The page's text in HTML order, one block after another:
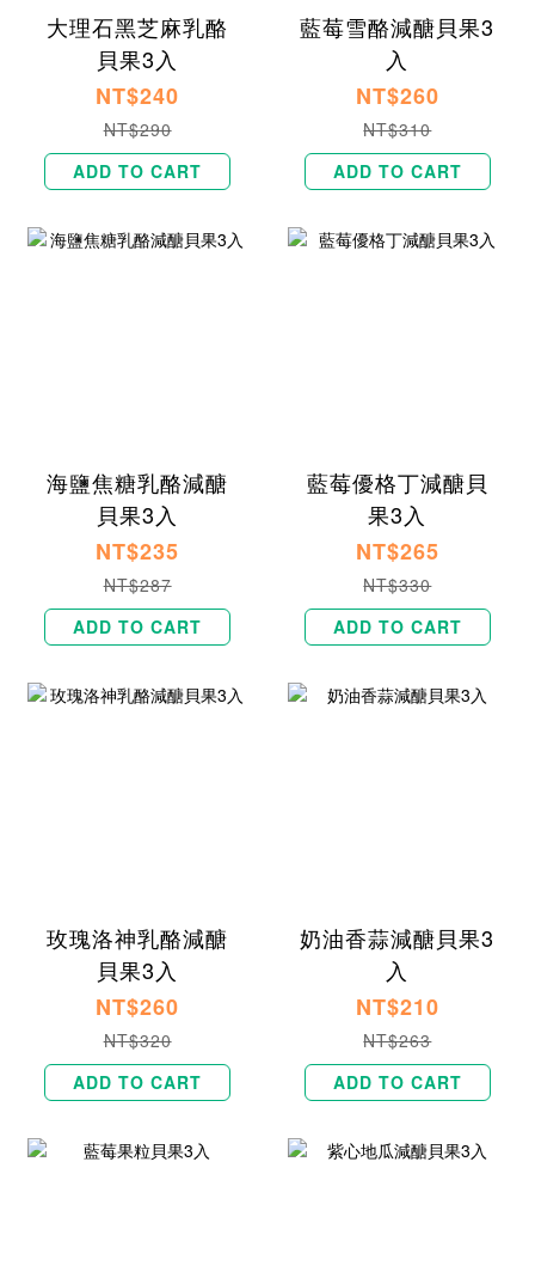
大理石黑芝麻乳酪
貝果3入
NT$240
NT$290
ADD TO CART
藍莓雪酪減醣貝果3
入
NT$260
NT$310
ADD TO CART
海鹽焦糖乳酪減醣
貝果3入
NT$235
NT$287
ADD TO CART
藍莓優格丁減醣貝
果3入
NT$265
NT$330
ADD TO CART
玫瑰洛神乳酪減醣
貝果3入
NT$260
NT$320
ADD TO CART
奶油香蒜減醣貝果3
入
NT$210
NT$263
ADD TO CART